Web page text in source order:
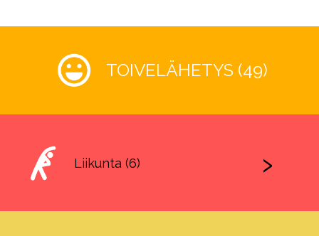
TOIVELÄHETYS (49)
Liikunta (6)